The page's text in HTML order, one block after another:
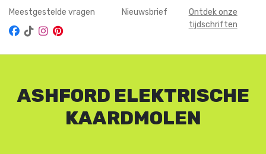
Meestgestelde vragen Nieuwsbrief
Ontdek onze
tijdschriften
ASHFORD ELEKTRISCHE
KAARDMOLEN